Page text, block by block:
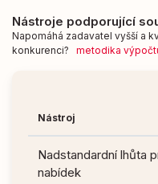
Nástroje podporující
Napomáhá zadavatel vyšší a
konkurenci? metodika
Nástroj
Nadstandardní lhůta
nabídek